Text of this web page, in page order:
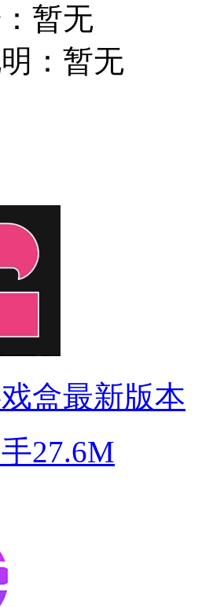
暂无
： 暂无
盒最新版本
27.6M